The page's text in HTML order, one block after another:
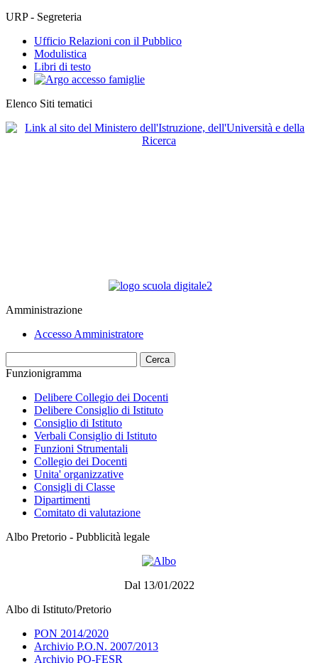
URP - Segreteria
Ufficio Relazioni con il Pubblico
Modulistica
Libri di testo
Elenco Siti tematici
Amministrazione
Accesso Amministratore
Cerca
Funzionigramma
Delibere Collegio dei Docenti
Delibere Consiglio di Istituto
Consiglio di Istituto
Verbali Consiglio di Istituto
Funzioni Strumentali
Collegio dei Docenti
Unita' organizzative
Consigli di Classe
Dipartimenti
Comitato di valutazione
Albo Pretorio - Pubblicità legale
Dal 13/01/2022
Albo di Istituto/Pretorio
PON 2014/2020
Archivio P.O.N. 2007/2013
Archivio PO-FESR